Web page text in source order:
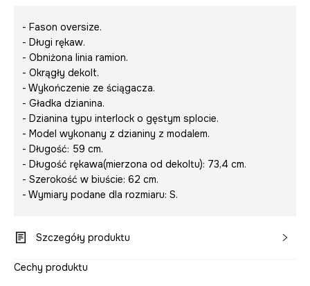
- Fason oversize.
- Długi rękaw.
- Obniżona linia ramion.
- Okrągły dekolt.
- Wykończenie ze ściągacza.
- Gładka dzianina.
- Dzianina typu interlock o gęstym splocie.
- Model wykonany z dzianiny z modalem.
- Długość: 59 cm.
- Długość rękawa(mierzona od dekoltu): 73,4 cm.
- Szerokość w biuście: 62 cm.
- Wymiary podane dla rozmiaru: S.
Szczegóły produktu
Cechy produktu